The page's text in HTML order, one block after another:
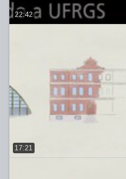
22:42
17:21